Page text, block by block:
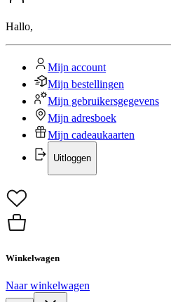
Hallo,
Mijn account
Mijn bestellingen
Mijn gebruikersgegevens
Mijn adresboek
Mijn cadeaukaarten
Uitloggen
Winkelwagen
Naar winkelwagen